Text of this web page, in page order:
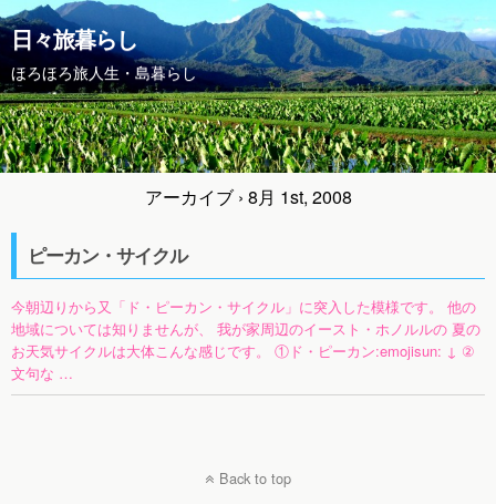
日々旅暮らし
ほろほろ旅人生・島暮らし
アーカイブ › 8月 1st, 2008
ピーカン・サイクル
今朝辺りから又「ド・ピーカン・サイクル」に突入した模様です。 他の
地域については知りませんが、 我が家周辺のイースト・ホノルルの 夏の
お天気サイクルは大体こんな感じです。 ①ド・ピーカン:emojisun: ↓ ②
文句な …
Back to top